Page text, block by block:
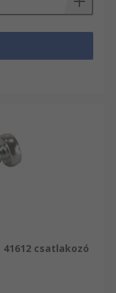
41612 csatlakozó